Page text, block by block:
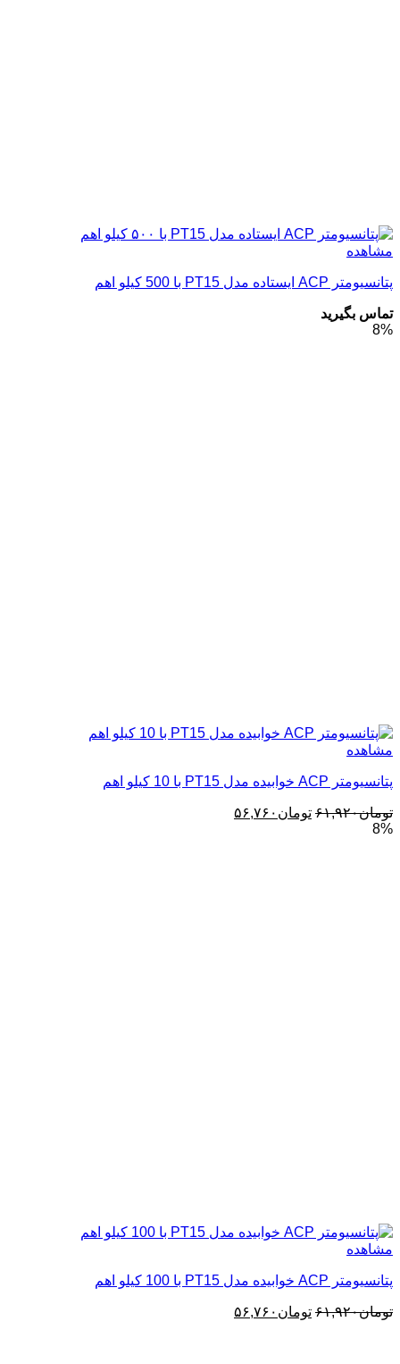
مشاهده
پتانسیومتر ACP ایستاده مدل PT15 با 500 کیلو اهم
تماس بگیرید
8%
مشاهده
پتانسیومتر ACP خوابیده مدل PT15 با 10‌ کیلو اهم
تومان۶۱,۹۲۰ قیمت
تومان ۵۶,۷۶۰قیمت
8%
مشاهده
پتانسیومتر ACP خوابیده مدل PT15 با 100‌ کیلو اهم
تومان۶۱,۹۲۰ قیمت
تومان ۵۶,۷۶۰قیمت